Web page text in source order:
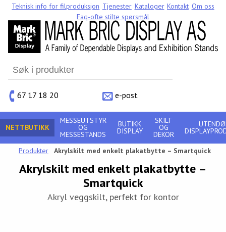
Search
for:
67 17 18 20
e-post
Teknisk info for filproduksjon Tjenester Kataloger Kontakt Om oss
Faq-ofte stilte spørsmål
NETTBUTIKK
MESSEUTSTYR
OG
MESSESTANDS
BUTIKK
DISPLAY
SKILT
OG
DEKOR
Produkter Akrylskilt med enkelt plakatbytte – Smartquick
Akrylskilt med enkelt plakatbytte –
Smartquick
Akryl veggskilt, perfekt for kontor